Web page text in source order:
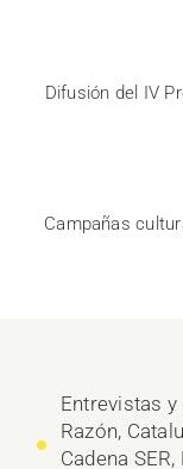
Difusión del IV
Campañas
Entrevistas
Razón,
Cadena